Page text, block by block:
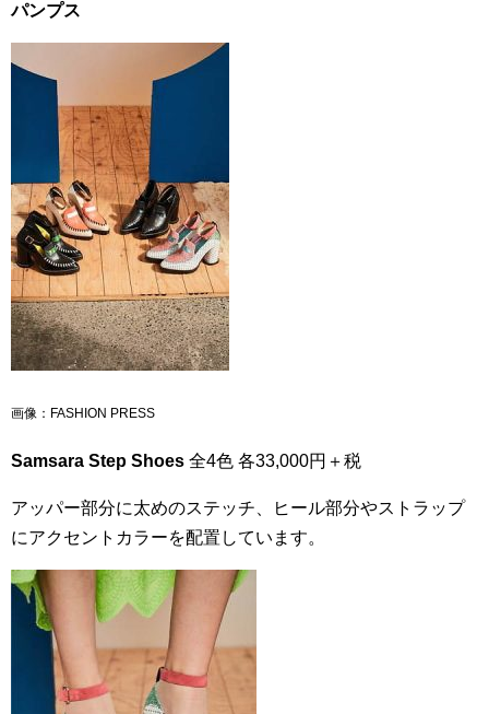
パンプス
画像：FASHION PRESS
Samsara Step Shoes 全4色 各33,000円＋税
アッパー部分に太めのステッチ、ヒール部分やストラップ
にアクセントカラーを配置しています。